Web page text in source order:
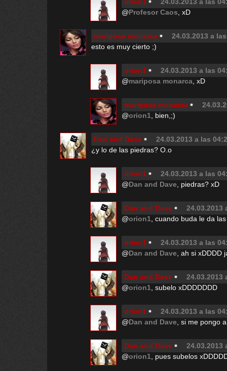
@Profesor Caos , xD
mariposa monarca
24.03.2013 a
esto es muy cierto ;)
orion1
24.03.2013 a las
@mariposa monarca , xD
mariposa monarca
@orion1 , bien,;)
Dan and Dave
24.03.2013 a las
¿y lo de las piedras? O.o
orion1
24.03.2013 a las
@Dan and Dave , piedras? xD
Dan and Dave
24.03.2013
@orion1 , cuando buda le da
orion1
24.03.2013 a las
@Dan and Dave , ah si xDDDD
Dan and Dave
24.03.2013
@orion1 , subelo xDDDDDDD
orion1
24.03.2013 a las
@Dan and Dave , si me pongo
Dan and Dave
24.03.2013
@orion1 , pues subelos